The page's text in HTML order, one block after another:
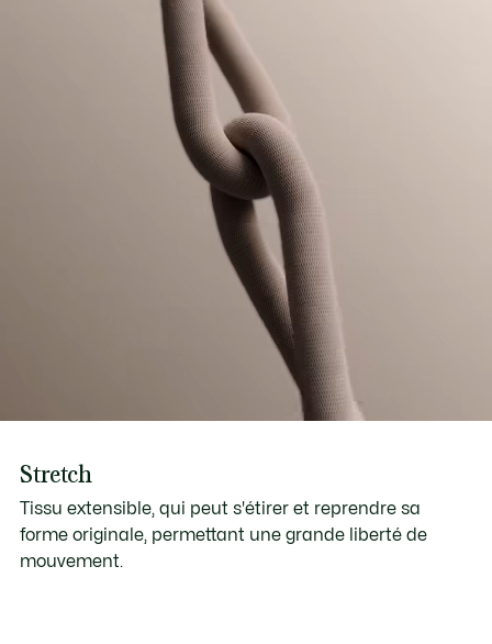
Stretch
Tissu extensible, qui peut s'étirer et reprendre sa
forme originale, permettant une grande liberté de
mouvement.